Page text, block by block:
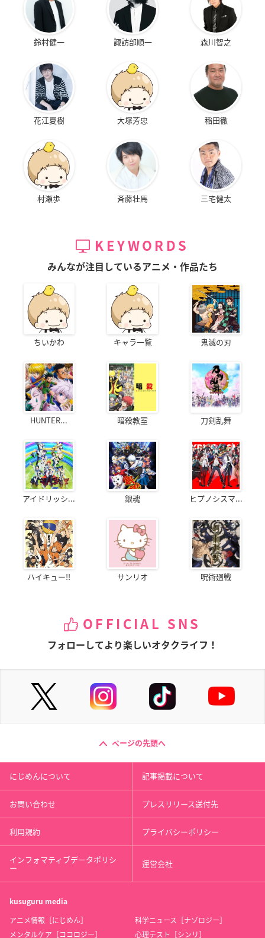
鈴村健一 諏訪部順一 森川智之
花江夏樹 大塚芳忠 稲田徹
村瀬歩 斉藤壮馬 三宅健太
KEYWORDS
みんなが注目しているアニメ・作品たち
ちいかわ キャラ一覧 鬼滅の刃
HUNTER... 暗殺教室 刀剣乱舞
アイドリッシ... 銀魂 ヒプノシスマ...
ハイキュー!! サンリオ 呪術廻戦
OFFICIAL SNS
フォローしてより楽しいオタクライフ！
ページの先頭へ
にじめんについて 記事掲載について
お問い合わせ プレスリリース送付先
利用規約 プライバシーポリシー
インフォマティブデータポリシ
ー 運営会社
kusuguru media
アニメ情報［にじめん］
科学ニュース［ナゾロジー］
メンタルケア［ココロジー］
心理テスト［シンリ］